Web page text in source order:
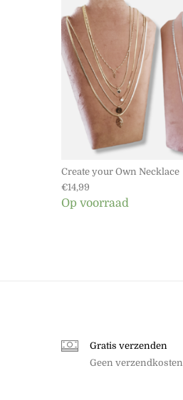
Create your Own Necklace
€14,99
Op voorraad
Gratis verzenden
Geen verzendkosten